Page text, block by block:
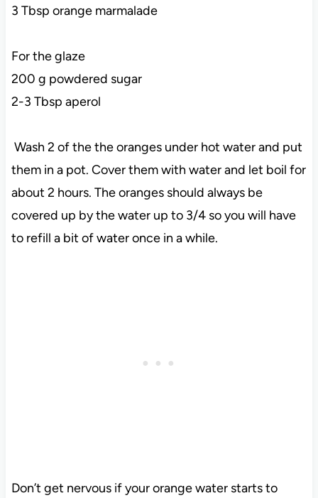
3 Tbsp orange marmalade
For the glaze
200 g powdered sugar
2-3 Tbsp aperol
Wash 2 of the the oranges under hot water and put
them in a pot. Cover them with water and let boil for
about 2 hours. The oranges should always be
covered up by the water up to 3/4 so you will have
to refill a bit of water once in a while.
Don’t get nervous if your orange water starts to